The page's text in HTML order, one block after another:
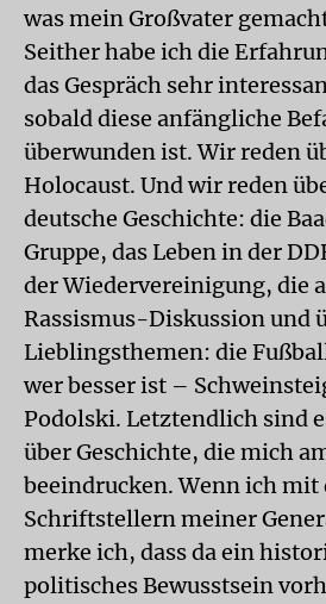
was mein Großvater
Seither habe ich die
das Gespräch sehr
sobald diese anfängliche
überwunden ist. Wir reden
Holocaust. Und wir reden
deutsche Geschichte: die
Gruppe, das Leben in der
der Wiedervereinigung, die
Rassismus-Diskussion und
Lieblingsthemen: die
wer besser ist –
Podolski. Letztendlich sind
über Geschichte, die mich
beeindrucken. Wenn ich mit
Schriftstellern meiner
merke ich, dass da ein
politisches Bewusstsein